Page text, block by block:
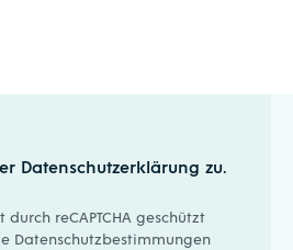
Datenschutzerklärung zu.
durch reCAPTCHA geschützt
Datenschutzbestimmungen